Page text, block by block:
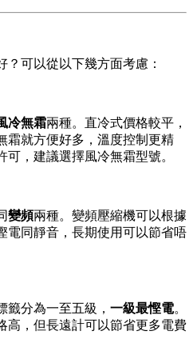
可以從以下幾方面考慮：
冷無霜兩種。直冷式價格較平，
霜就方便好多，溫度控制更精
，建議選擇風冷無霜型號。
變頻兩種。變頻壓縮機可以根據
電同靜音，長期使用可以節省唔
籤分為一至五級， 一級最慳電。
高，但長遠計可以節省更多電費